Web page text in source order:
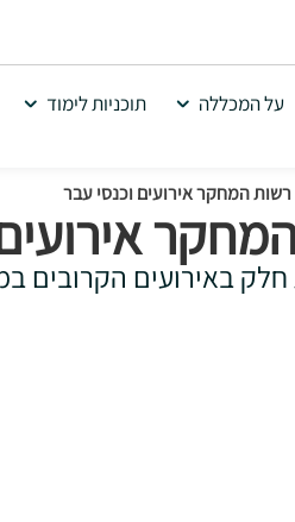
על המכללה תוכניות לימוד
חלק באירועים הקרובים
רשות המחקר אירועים וכנסי עבר